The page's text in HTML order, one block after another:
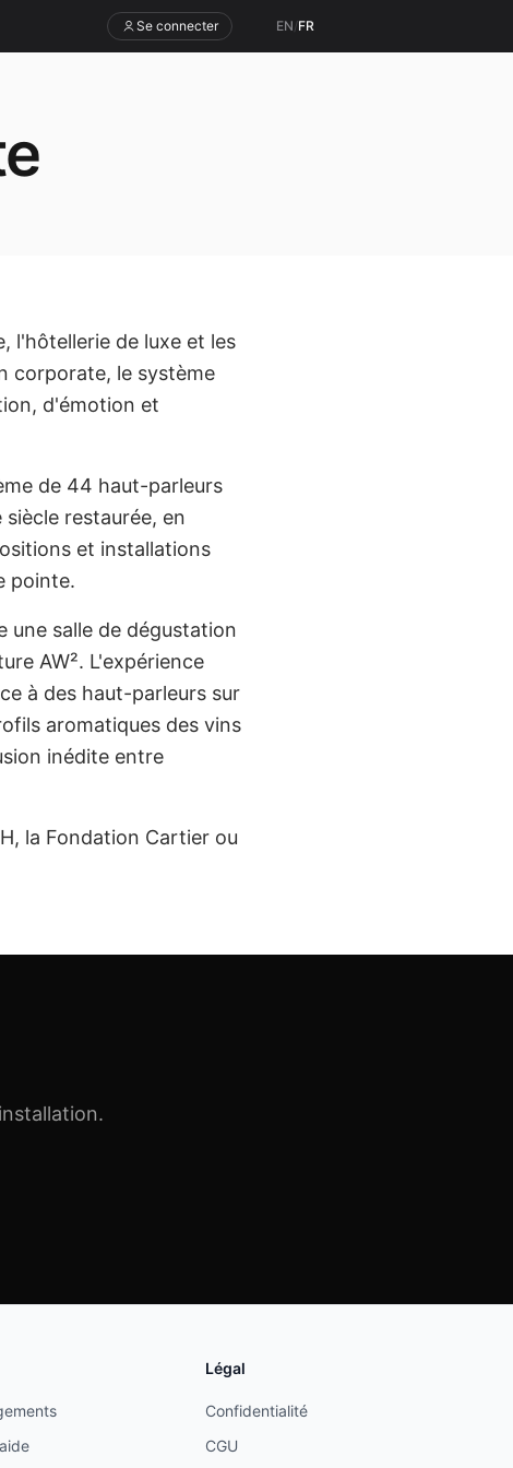
Se connecter EN/FR
l'hôtellerie de luxe et les
corporate, le système
d'émotion et
de 44 haut-parleurs
restaurée, en
et installations
pointe.
une salle de dégustation
AW². L'expérience
à des haut-parleurs sur
aromatiques des vins
inédite entre
la Fondation Cartier ou
Légal
Confidentialité
CGU